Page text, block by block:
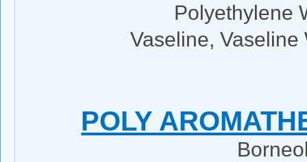
Polyethylene
Vaseline,
POLY